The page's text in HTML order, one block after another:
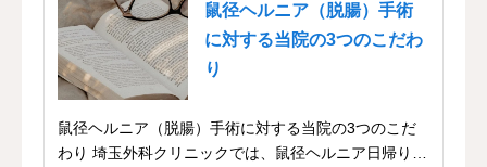
鼠径ヘルニア（脱腸）手術
に対する当院の3つのこだわ
り
鼠径ヘルニア（脱腸）手術に対する当院の3つのこだ
わり 埼玉外科クリニックでは、鼠径ヘルニア日帰り手